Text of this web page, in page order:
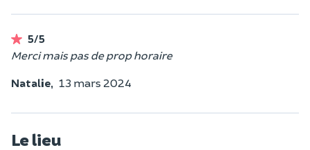
5/5
Merci mais pas de prop horaire
Natalie, 13 mars 2024
Le lieu